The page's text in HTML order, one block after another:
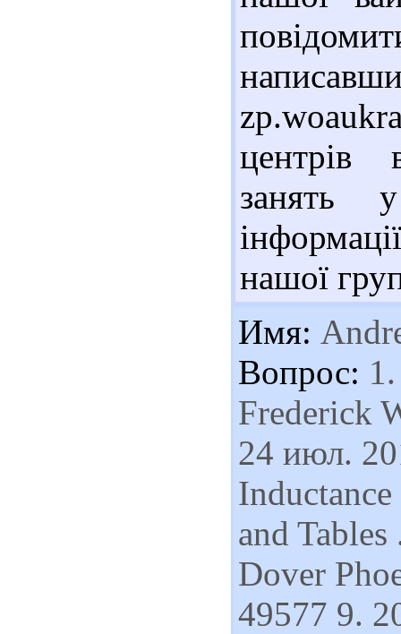
центрів
занять
нашої
Имя:
Вопрос:
Frederick
24 июл.
and
Dover
49577 9.